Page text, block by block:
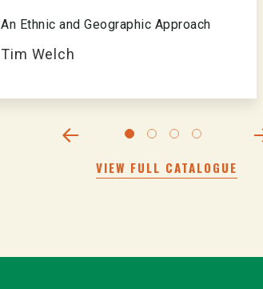
An Ethnic and Geographic Approach
Tim Welch
VIEW FULL CATALOGUE